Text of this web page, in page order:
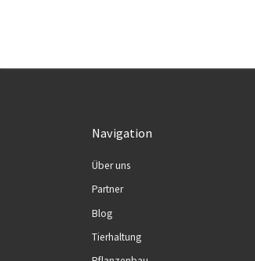
Navigation
Über uns
Partner
Blog
Tierhaltung